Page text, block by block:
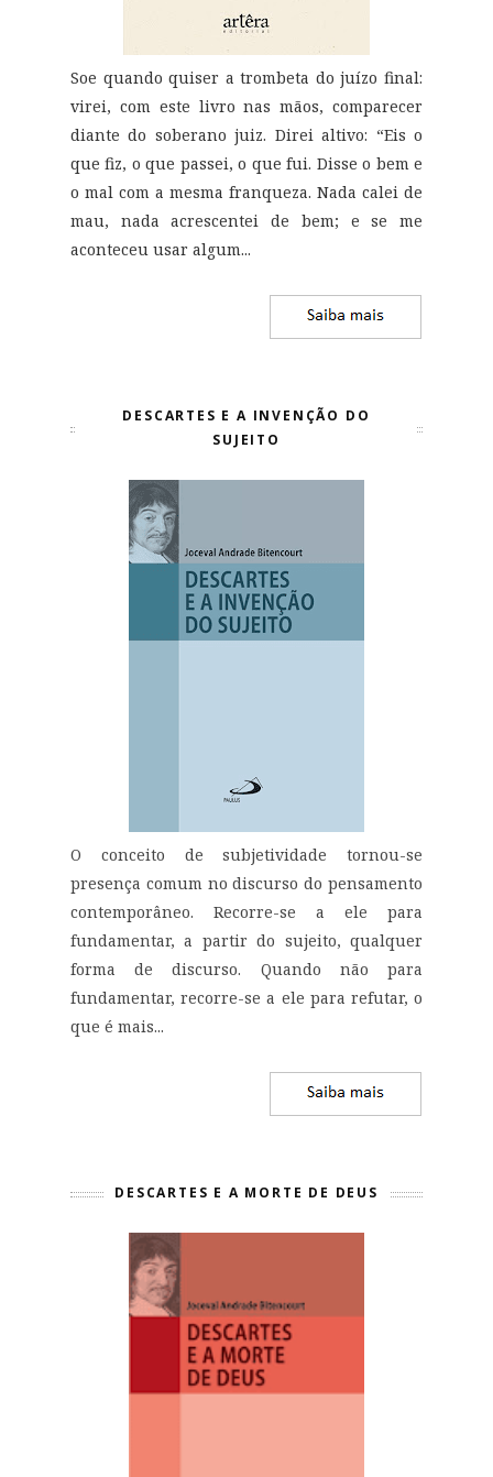
Soe quando quiser a trombeta do juízo final:
virei, com este livro nas mãos, comparecer
diante do soberano juiz. Direi altivo: “Eis o
que fiz, o que passei, o que fui. Disse o bem e
o mal com a mesma franqueza. Nada calei de
mau, nada acrescentei de bem; e se me
aconteceu usar algum...
DESCARTES E A INVENÇÃO DO
SUJEITO
O conceito de subjetividade tornou-se
presença comum no discurso do pensamento
contemporâneo. Recorre-se a ele para
fundamentar, a partir do sujeito, qualquer
forma de discurso. Quando não para
fundamentar, recorre-se a ele para refutar, o
que é mais...
DESCARTES E A MORTE DE DEUS